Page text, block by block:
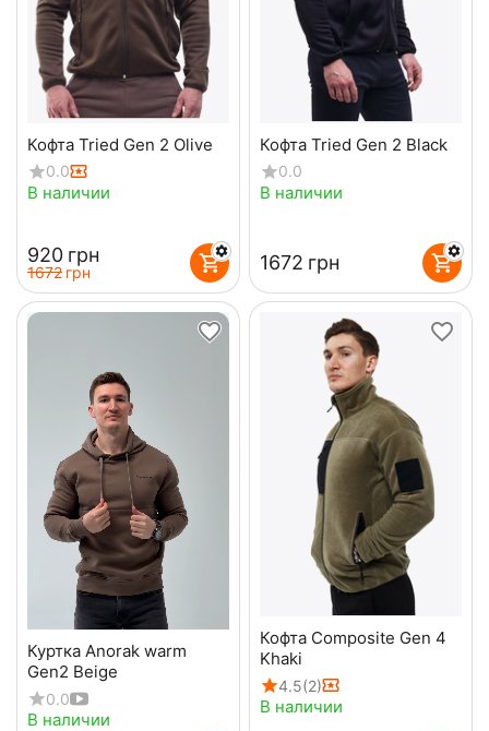
Кофта Tried Gen 2 Olive
0.0
В наличии
‍920‍ грн
‍1672‍ грн
Кофта Tried Gen 2 Black
0.0
В наличии
‍1672‍ грн
Куртка Anorak warm
Gen2 Beige
0.0
В наличии
Кофта Composite Gen 4
Khaki
4.5(2)
В наличии